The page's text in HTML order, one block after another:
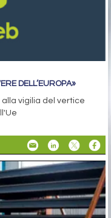
DELL’EUROPA»
alla vigilia del vertice